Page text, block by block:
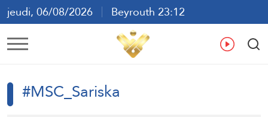
jeudi, 06/08/2026
Beyrouth 23:12
ع
#MSC_Sariska